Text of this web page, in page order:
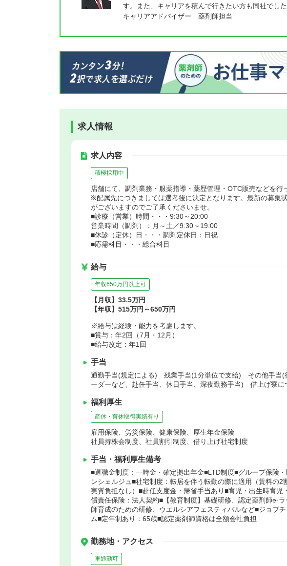
す。また、キャリアを積んで行きたい方も同社でし
キャリアアドバイザー 薬剤師担当
求人情報
求人内容
積極採用中
店舗にて、調剤業務・服薬指導・薬歴管理・OTC販売などを行
※配属先につきましては選考後に決定となります。最新の募集
がございますのでご了承くださいませ。
■診療（営業）時間・・・9:30～20:00
営業時間（調剤）：月～土／9:30～19:00
■休診（定休）日・・・調剤定休日：日祝
■応需科目・・・総合科目
給与
年収650万円以上可
【月収】33.5万円
【年収】515万円～650万円
※給与は経験・能力を考慮します。
■賞与：年2回（7月・12月）
■給与改定：年1回
手当
通勤手当(規定による) 残業手当(1分単位で支給) その他手当(
ーダーなど、赴任手当、休日手当、深夜勤務手当) 借上げ寮に
福利厚生
産休・育休取得実績有り
雇用保険、労災保険、健康保険、厚生年金保険
社員持株会制度、社員割引制度、借り上げ社宅制度
手当・福利厚生備考
■退職金制度：一時金・確定拠出年金■LTD制度■グループ保険
ンシェルジュ■社宅制度：転居を伴う転勤の際に適用（賃料の
実質負担なし）■赴任支度金・帰省手当あり■育児・出生時育
償責任保険：法人契約■【教育制度】基礎研修、認定薬剤師e-
師育成のための研修、ウエルシアフェスティバルなど■ジョブ
ム■定年制あり：65歳■認定薬剤師資格は全額会社負担
勤務地・アクセス
車通勤可